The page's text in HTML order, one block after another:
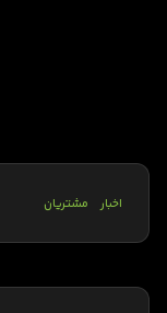
اخبار مشتریان